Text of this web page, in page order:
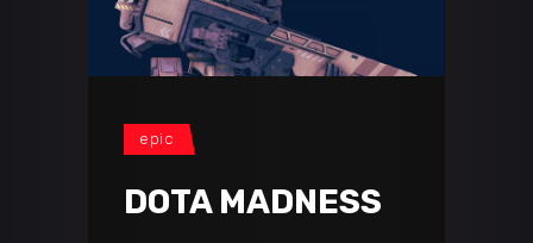
epic
DOTA MADNESS